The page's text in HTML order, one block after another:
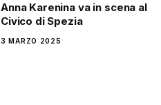
Anna Karenina va in scena al
Civico di Spezia
3 MARZO 2025